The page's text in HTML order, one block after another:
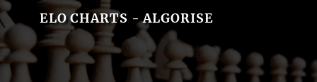
ELO CHARTS - ALGORISE